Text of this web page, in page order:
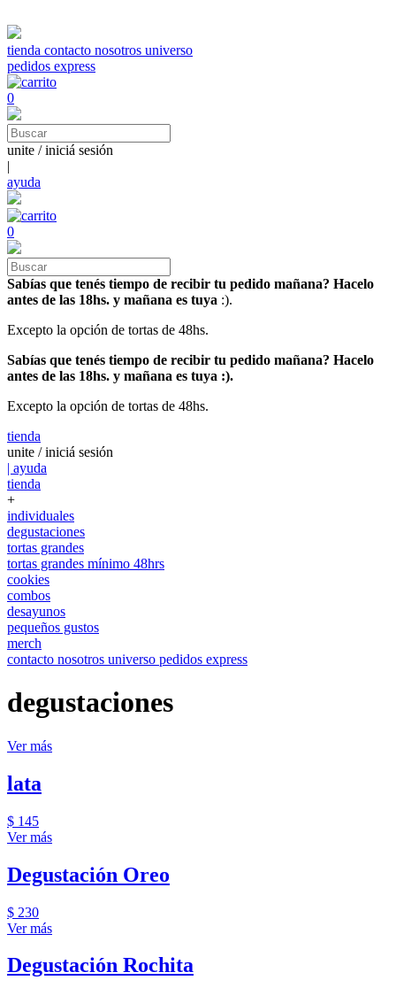
tienda contacto nosotros universo
pedidos express
0
unite / iniciá sesión
|
ayuda
0
Sabías que tenés tiempo de recibir tu pedido mañana? Hacelo
antes de las 18hs. y mañana es tuya :).
Excepto la opción de tortas de 48hs.
Sabías que tenés tiempo de recibir tu pedido mañana? Hacelo
antes de las 18hs. y mañana es tuya :).
Excepto la opción de tortas de 48hs.
tienda
unite / iniciá sesión
| ayuda
tienda
+
individuales
degustaciones
tortas grandes
tortas grandes mínimo 48hrs
cookies
combos
desayunos
pequeños gustos
merch
contacto nosotros universo pedidos express
degustaciones
Ver más
lata
$ 145
Ver más
Degustación Oreo
$ 230
Ver más
Degustación Rochita